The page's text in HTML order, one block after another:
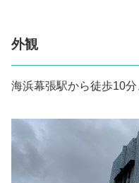
外観
海浜幕張駅から徒歩10分